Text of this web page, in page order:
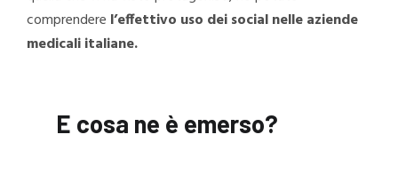
comprendere l’effettivo uso dei social nelle aziende
medicali italiane.
E cosa ne è emerso?